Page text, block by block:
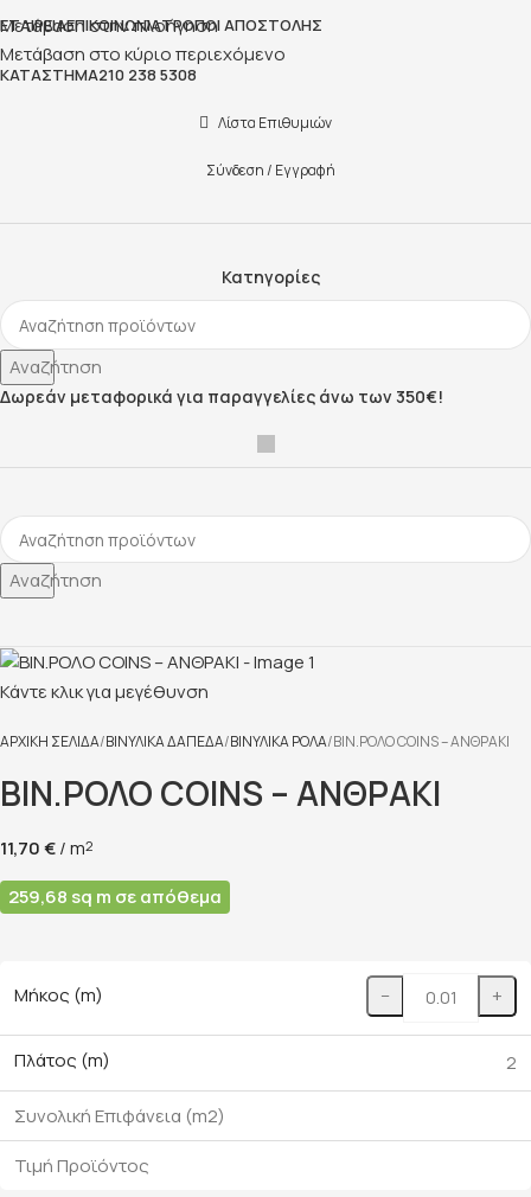
Μετάβαση στην πλοήγηση
Μετάβαση στο κύριο περιεχόμενο
ΕΤΑΙΡΕΊΑΕΠΙΚΟΙΝΩΝΊΑΤΡΌΠΟΙ ΑΠΟΣΤΟΛΉΣ
ΚΑΤΆΣΤΗΜΑ210 238 5308
Λίστα Επιθυμιών
Σύνδεση / Εγγραφή
Κατηγορίες
Αναζήτηση
Δωρεάν μεταφορικά για παραγγελίες άνω των 350€!
Αναζήτηση
Κάντε κλικ για μεγέθυνση
ΑΡΧΙΚΉ ΣΕΛΊΔΑ ΒΙΝΥΛΙΚΆ ΔΆΠΕΔΑ ΒΙΝΥΛΙΚΆ ΡΟΛΆ ΒΙΝ.ΡΟΛΟ COINS – ΑΝΘΡΑΚΙ
ΒΙΝ.ΡΟΛΟ COINS – ΑΝΘΡΑΚΙ
11,70€/ m2
259,68 sq m σε απόθεμα
Μήκος (m) − +
Πλάτος (m) 2
Συνολική Επιφάνεια (m2)
Τιμή Προϊόντος